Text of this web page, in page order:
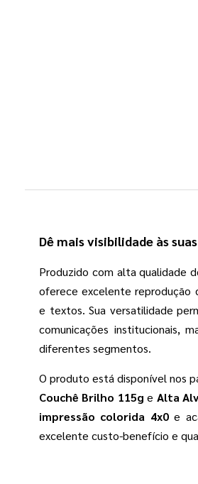
Dê mais visibilidade às
Produzido com alta qualidade
oferece excelente reprodução
e textos. Sua versatilidade
comunicações institucionais,
diferentes segmentos.
O produto está disponível nos
Couchê Brilho 115g e Alta
impressão colorida 4x0e
excelente custo-benefício e